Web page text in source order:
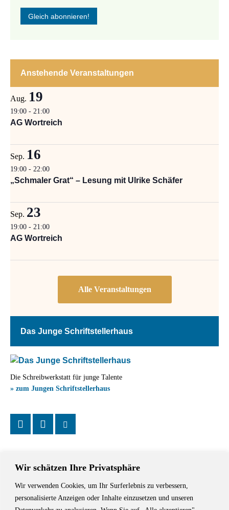
Wir schätzen Ihre Privatsphäre
Wir verwenden Cookies, um Ihr Surferlebnis zu verbessern,
personalisierte Anzeigen oder Inhalte einzusetzen und unseren
Anstehende Veranstaltungen
Aug. 19
19:00 - 21:00
AG Wortreich
Sep. 16
19:00 - 22:00
„Schmaler Grat“ – Lesung mit Ulrike Schäfer
Sep. 23
19:00 - 21:00
AG Wortreich
Das Junge Schriftstellerhaus
Die Schreibwerkstatt für junge Talente
» zum Jungen Schriftstellerhaus
Das Schriftstellerhaus ist ein beliebter Treffpunkt für Autorinnen und
Autoren aus Stuttgart und der Region sowie ein Veranstaltungsort für